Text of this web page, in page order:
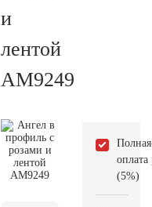
и
лентой
AM9249
Полная
оплата
(5%)